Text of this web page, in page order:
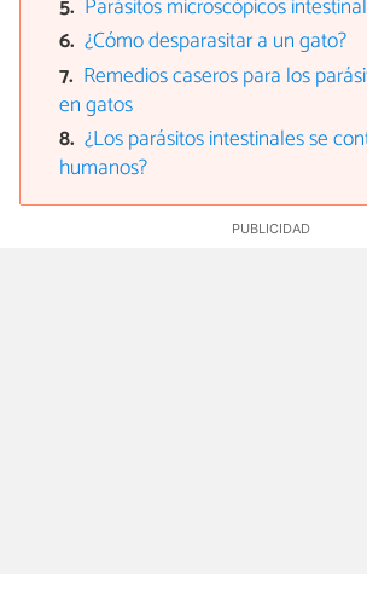
Parásitos microscópicos
¿Cómo desparasitar a un gato?
Remedios caseros para los
en gatos
¿Los parásitos intestinales se
humanos?